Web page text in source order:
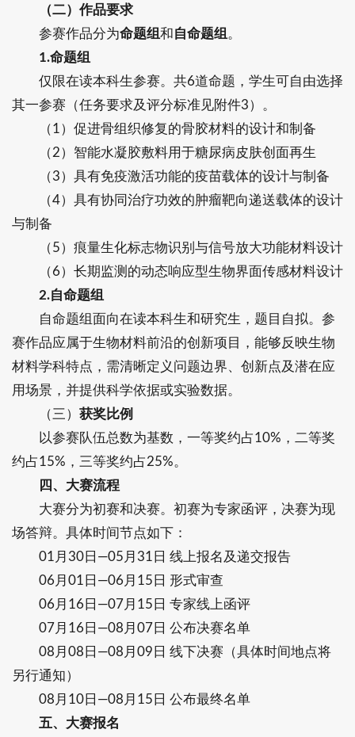
（二）作品要求
参赛作品分为命题组和 自命题组 。
1.命题组
仅限在读本科生参赛。共6道命题，学生可自由选择
其一参赛（任务要求及评分标准见附件3）。
（1）促进骨组织修复的骨胶材料的设计和制备
（2）智能水凝胶敷料用于糖尿病皮肤创面再生
（3）具有免疫激活功能的疫苗载体的设计与制备
（4）具有协同治疗功效的肿瘤靶向递送载体的设计
与制备
（5）痕量生化标志物识别与信号放大功能材料设计
（6）长期监测的动态响应型生物界面传感材料设计
2.自命题组
自命题组面向在读本科生和研究生，题目自拟。参
赛作品应属于生物材料前沿的创新项目，能够反映生物
材料学科特点，需清晰定义问题边界、创新点及潜在应
用场景，并提供科学依据或实验数据。
（三） 获奖比例
以参赛队伍总数为基数，一等奖约占10%，二等奖
约占15%，三等奖约占25%。
四、大赛流程
大赛分为初赛和决赛。初赛为专家函评，决赛为现
场答辩。具体时间节点如下：
01月30日—05月31日 线上报名及递交报告
06月01日—06月15日 形式审查
06月16日—07月15日 专家线上函评
07月16日—08月07日 公布决赛名单
08月08日—08月09日 线下决赛（具体时间地点将
另行通知）
08月10日—08月15日 公布最终名单
五、大赛报名